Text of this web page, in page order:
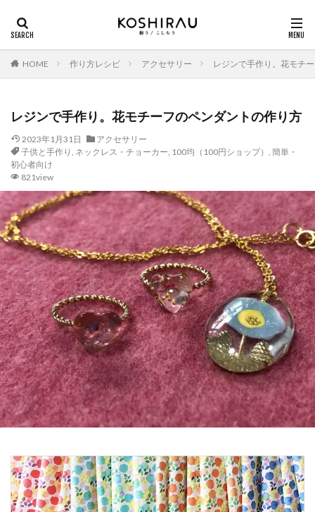
HOME 作り方レシピ アクセサリー レジンで手作り。花モチ
レジンで手作り。花モチーフのペンダントの作り方
2023年1月31日
アクセサリー
子供と手作り , ネックレス・チョーカー, 100均（100円ショップ） , 簡単・
初心者向け
821view